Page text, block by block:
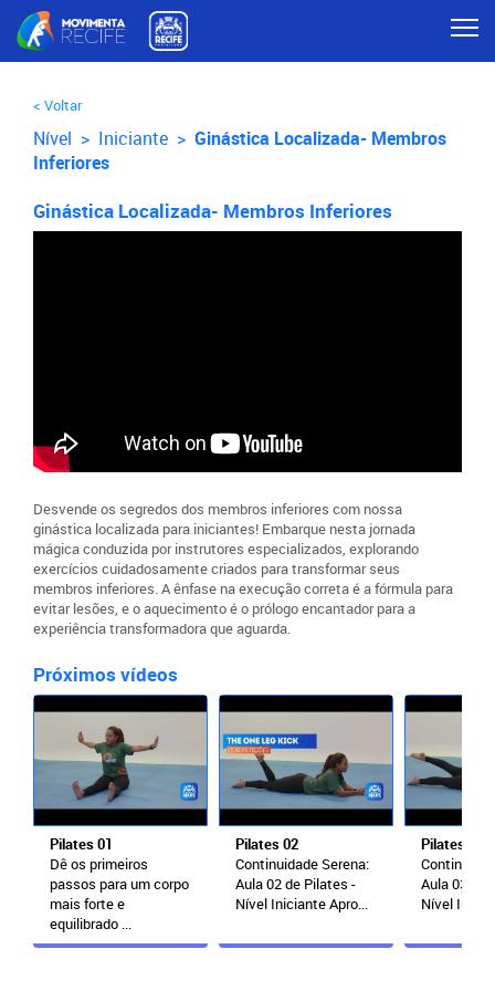
< Voltar
Nível > Iniciante > Ginástica Localizada- Membros
Inferiores
Ginástica Localizada- Membros Inferiores
Desvende os segredos dos membros inferiores com nossa
ginástica localizada para iniciantes! Embarque nesta jornada
mágica conduzida por instrutores especializados, explorando
exercícios cuidadosamente criados para transformar seus
membros inferiores. A ênfase na execução correta é a fórmula para
evitar lesões, e o aquecimento é o prólogo encantador para a
experiência transformadora que aguarda.
Próximos vídeos
Pilates 01
Dê os primeiros
passos para um corpo
mais forte e
equilibrado ...
Pilates 02
Continuidade Serena:
Aula 02 de Pilates -
Nível Iniciante Apro...
Pilates 03
Aula 03 de
Nível